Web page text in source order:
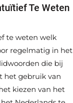
Te Weten
te weten welk
regelmatig in het
die bij
het gebruik van
kiezen van het